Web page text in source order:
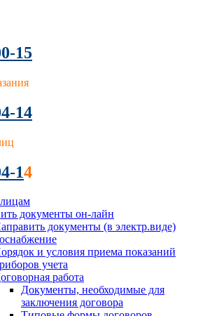
15
14
14
документы он-лайн
документы (в электр.виде)
и условия приема показаний
учета
работа
Документы, необходимые для
заключения договора